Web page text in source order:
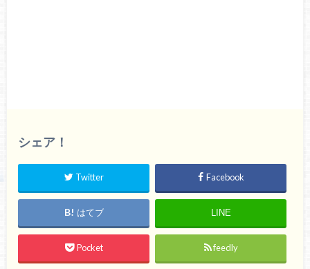
シェア！
Twitter Facebook
はてブ LINE
Pocket feedly